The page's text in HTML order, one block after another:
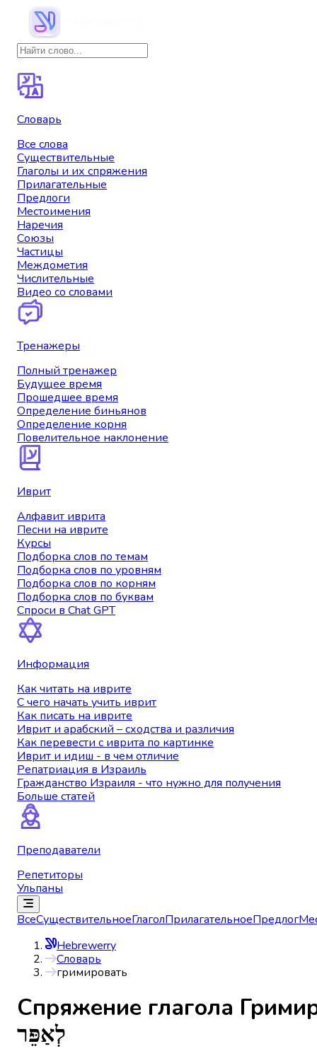
Словарь
Все слова
Существительные
Глаголы и их спряжения
Прилагательные
Предлоги
Местоимения
Наречия
Союзы
Частицы
Междометия
Числительные
Видео со словами
Тренажеры
Полный тренажер
Будущее время
Прошедшее время
Определение биньянов
Определение корня
Повелительное наклонение
Иврит
Алфавит иврита
Песни на иврите
Курсы
Подборка слов по темам
Подборка слов по уровням
Подборка слов по корням
Подборка слов по буквам
Спроси в Chat GPT
Информация
Как читать на иврите
С чего начать учить иврит
Как писать на иврите
Иврит и арабский – сходства и различия
Как перевести с иврита по картинке
Иврит и идиш - в чем отличие
Репатриация в Израиль
Гражданство Израиля - что нужно для получения
Больше статей
Преподаватели
Репетиторы
Ульпаны
ВсеСуществительноеГлаголПрилагательноеПредлог
Hebrewerry
Словарь
гримировать
Спряжениe глагола
לְאַפֵּר